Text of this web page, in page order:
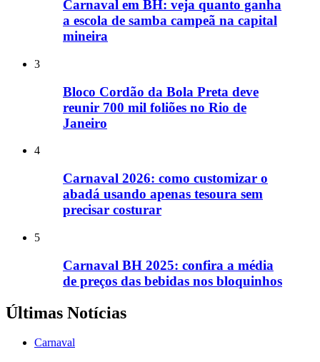
Carnaval em BH: veja quanto ganha
a escola de samba campeã na capital
mineira
3
Bloco Cordão da Bola Preta deve
reunir 700 mil foliões no Rio de
Janeiro
4
Carnaval 2026: como customizar o
abadá usando apenas tesoura sem
precisar costurar
5
Carnaval BH 2025: confira a média
de preços das bebidas nos bloquinhos
Últimas Notícias
Carnaval